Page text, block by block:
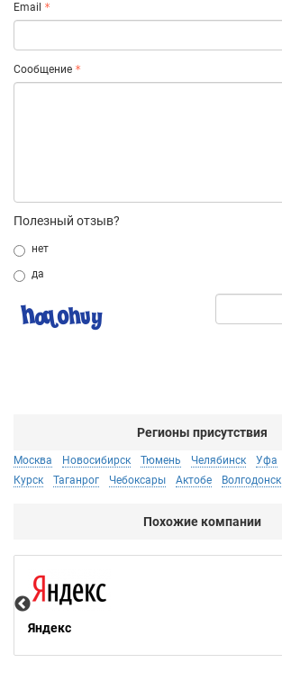
Email
Сообщение
Полезный отзыв?
нет
да
Регионы присутствия
Москва Новосибирск Тюмень Челябинск Уфа
Курск
Таганрог Чебоксары Актобе Волгодонск
Похожие компании
Яндекс